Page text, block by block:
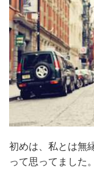
初めは、私とは無
って思ってました。